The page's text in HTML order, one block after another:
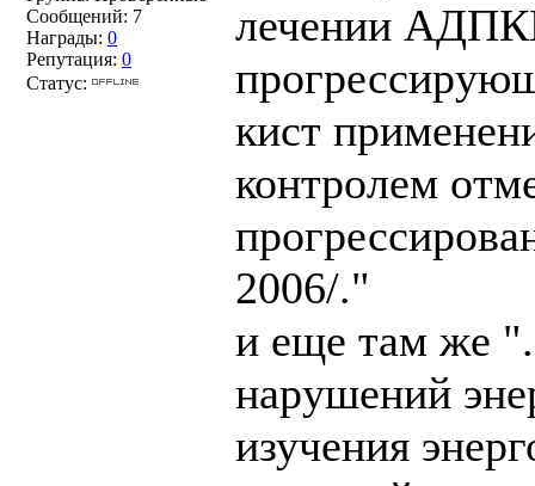
Сообщений: 7
Награды: 0
Репутация: 0
Статус:
лечении
кист
контролем
2006/."
и еще там же
нарушений
изучения